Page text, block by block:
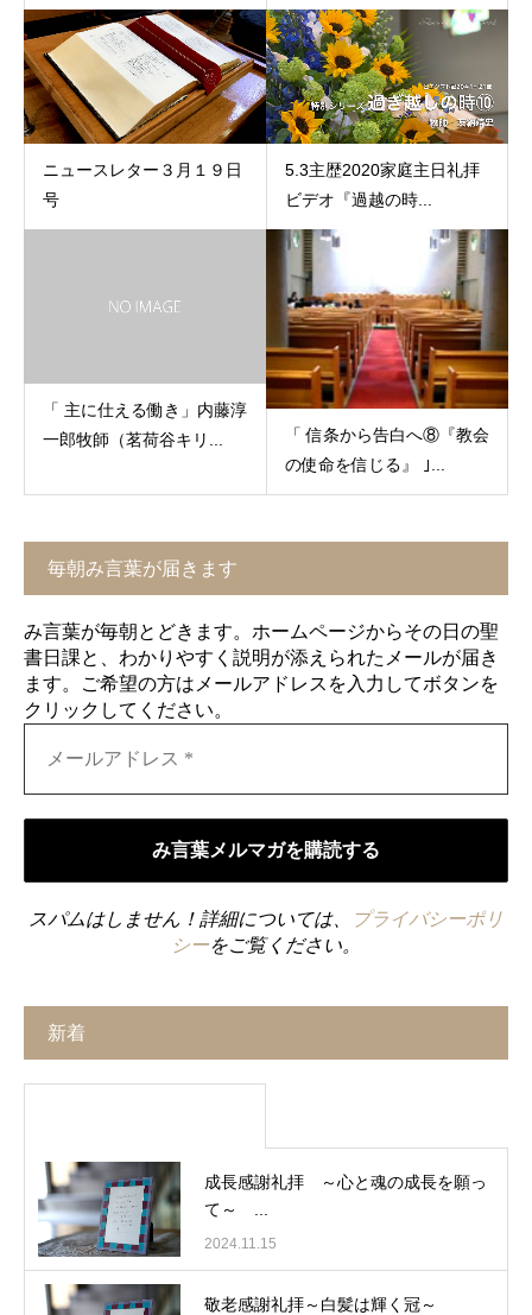
ニュースレター３月１９日
号
5.3主歴2020家庭主日礼拝
ビデオ『過越の時...
「 主に仕える働き」内藤淳
一郎牧師（茗荷谷キリ...
「 信条から告白へ⑧『教会
の使命を信じる』 ｣...
毎朝み言葉が届きます
み言葉が毎朝とどきます。ホームページからその日の聖
書日課と、わかりやすく説明が添えられたメールが届き
ます。ご希望の方はメールアドレスを入力してボタンを
クリックしてください。
スパムはしません！詳細については、
プライバシーポリ
シーをご覧ください。
新着
成長感謝礼拝 ～心と魂の成長を願っ
て～ ...
2024.11.15
敬老感謝礼拝～白髪は輝く冠～